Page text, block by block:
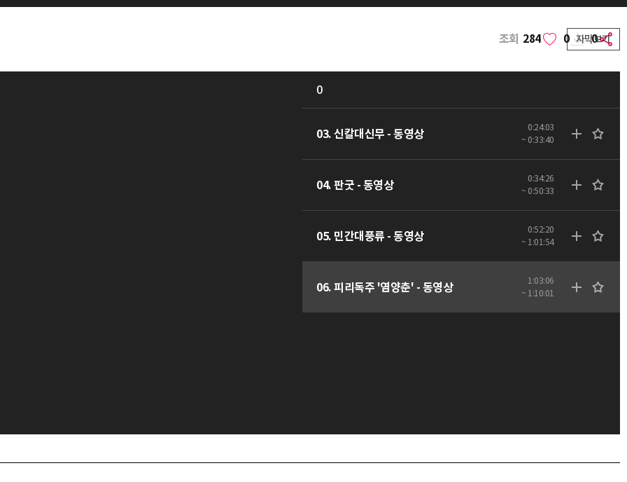
조회 284 0 0
자막보기
0
03. 신칼대신무 - 동영상
0:24:03
~ 0:33:40
04. 판굿 - 동영상
0:34:26
~ 0:50:33
05. 민간대풍류 - 동영상
0:52:20
~ 1:01:54
06. 피리독주 '염양춘' - 동영상
1:03:06
~ 1:10:01